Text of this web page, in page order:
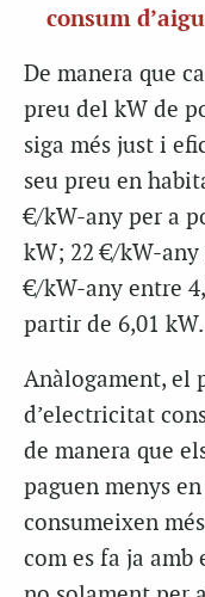
consum
De manera que
preu del kW de
siga més just i
seu preu en
€/kW-any per a
kW; 22 €/kW-
€/kW-any entre
partir de 6,01 kW.
Anàlogament, el
d’electricitat
de manera que
paguen menys
consumeixen
com es fa ja amb